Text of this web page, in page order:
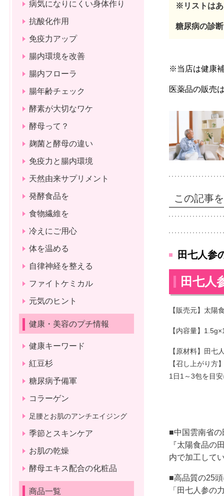
※リストは
糖尿病の診
※当店は健康
医薬品の販売
この記事
田七人参
田七
【販売元】太陽
【内容量】
【原材料】田七
【召し上がり方
1日1～3包を目
■中国雲南省
『太陽食品の
内で加工して
■高品質の25
「田七人参の
病気になりにくい身体作り
抗酸化作用
免疫力アップ
腸内環境を改善
腸内フローラ
腸年齢チェック
酵素が大切なワケ
酵母って？
麹菌と酵母の違い
免疫力と腸内環境
天然由来サプリメント
発酵食品を
食物繊維を
冷えにご用心
体を温める
自律神経を整える
ファイトケミカル
元気のヒント
健康・美容のプチ情報
健康キーワード
紅豆杉
糖尿病予備軍
コラーゲン
足腰とお肌のアンチエイジング
季節とスキンケア
お肌の乾燥
酵母エキス配合の化粧品
商品一覧